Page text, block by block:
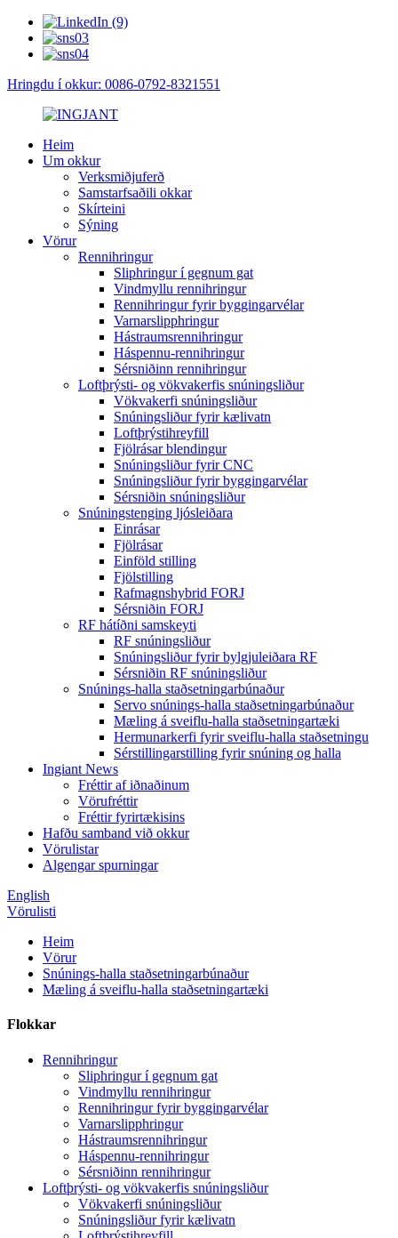
Hringdu í okkur: 0086-0792-8321551
Heim
Um okkur
Verksmiðjuferð
Samstarfsaðili okkar
Skírteini
Sýning
Vörur
Rennihringur
Sliphringur í gegnum gat
Vindmyllu rennihringur
Rennihringur fyrir byggingarvélar
Varnarslipphringur
Hástraumsrennihringur
Háspennu-rennihringur
Sérsniðinn rennihringur
Loftþrýsti- og vökvakerfis snúningsliður
Vökvakerfi snúningsliður
Snúningsliður fyrir kælivatn
Loftþrýstihreyfill
Fjölrásar blendingur
Snúningsliður fyrir CNC
Snúningsliður fyrir byggingarvélar
Sérsniðin snúningsliður
Snúningstenging ljósleiðara
Einrásar
Fjölrásar
Einföld stilling
Fjölstilling
Rafmagnshybrid FORJ
Sérsniðin FORJ
RF hátíðni samskeyti
RF snúningsliður
Snúningsliður fyrir bylgjuleiðara RF
Sérsniðin RF snúningsliður
Snúnings-halla staðsetningarbúnaður
Servo snúnings-halla staðsetningarbúnaður
Mæling á sveiflu-halla staðsetningartæki
Hermunarkerfi fyrir sveiflu-halla staðsetningu
Sérstillingarstilling fyrir snúning og halla
Ingiant News
Fréttir af iðnaðinum
Vörufréttir
Fréttir fyrirtækisins
Hafðu samband við okkur
Vörulistar
Algengar spurningar
English
Vörulisti
Heim
Vörur
Snúnings-halla staðsetningarbúnaður
Mæling á sveiflu-halla staðsetningartæki
Flokkar
Rennihringur
Sliphringur í gegnum gat
Vindmyllu rennihringur
Rennihringur fyrir byggingarvélar
Varnarslipphringur
Hástraumsrennihringur
Háspennu-rennihringur
Sérsniðinn rennihringur
Loftþrýsti- og vökvakerfis snúningsliður
Vökvakerfi snúningsliður
Snúningsliður fyrir kælivatn